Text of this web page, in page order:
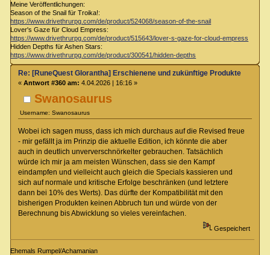
Meine Veröffentlichungen:
Season of the Snail für Troika!:
https://www.drivethrurpg.com/de/product/524068/season-of-the-snail
Lover's Gaze für Cloud Empress:
https://www.drivethrurpg.com/de/product/515643/lover-s-gaze-for-cloud-empress
Hidden Depths für Ashen Stars:
https://www.drivethrurpg.com/de/product/300541/hidden-depths
Swanosaurus
Username: Swanosaurus
Re: [RuneQuest Glorantha] Erschienene und zukünftige Produkte
« Antwort #360 am: 4.04.2026 | 16:16 »
Wobei ich sagen muss, dass ich mich durchaus auf die Revised freue
- mir gefällt ja im Prinzip die aktuelle Edition, ich könnte die aber
auch in deutlich unververschnörkelter gebrauchen. Tatsächlich
würde ich mir ja am meisten Wünschen, dass sie den Kampf
eindampfen und vielleicht auch gleich die Specials kassieren und
sich auf normale und kritische Erfolge beschränken (und letztere
dann bei 10% des Werts). Das dürfte der Kompatibilität mit den
bisherigen Produkten keinen Abbruch tun und würde von der
Berechnung bis Abwicklung so vieles vereinfachen.
Gespeichert
Ehemals Rumpel/Achamanian